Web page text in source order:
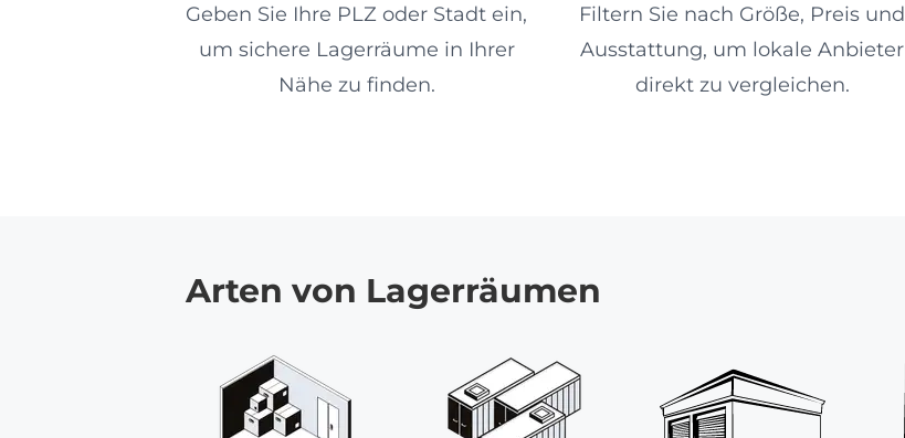
Geben Sie Ihre PLZ oder Stadt ein,
um sichere Lagerräume in Ihrer
Nähe zu finden.
Filtern Sie nach Größe, Preis und
Ausstattung, um lokale Anbieter
direkt zu vergleichen.
Arten von Lagerräumen